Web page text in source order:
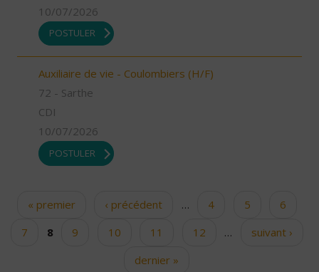
10/07/2026
POSTULER
Auxiliaire de vie - Coulombiers (H/F)
72 - Sarthe
CDI
10/07/2026
POSTULER
Pages« premier ‹ précédent … 4 5
6
7
8 9 10 11 12 …
suivant ›
dernier »